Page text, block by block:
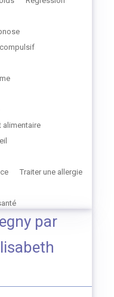
alimentaire
Traiter une allergie
par